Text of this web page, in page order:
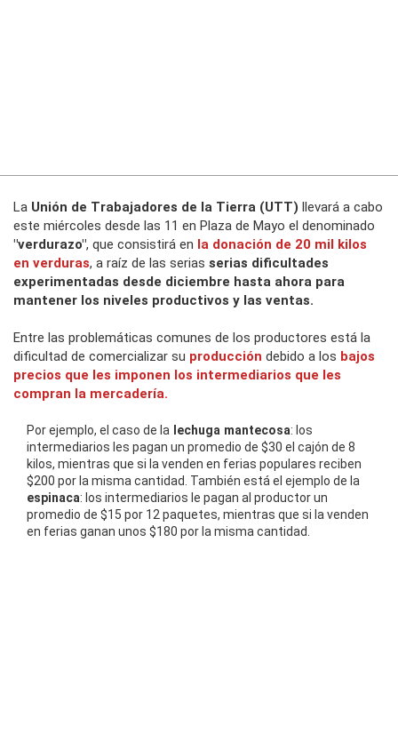
La Unión de Trabajadores de la Tierra (UTT) llevará a cabo
este miércoles desde las 11 en Plaza de Mayo el denominado
"verdurazo", que consistirá en la donación de 20 mil kilos
en verduras, a raíz de las serias serias dificultades
experimentadas desde diciembre hasta ahora para
mantener los niveles productivos y las ventas.
Entre las problemáticas comunes de los productores está la
dificultad de comercializar su producción debido a los bajos
precios que les imponen los intermediarios que les
compran la mercadería.
Por ejemplo, el caso de la lechuga mantecosa: los
intermediarios les pagan un promedio de $30 el cajón de 8
kilos, mientras que si la venden en ferias populares reciben
$200 por la misma cantidad. También está el ejemplo de la
espinaca: los intermediarios le pagan al productor un
promedio de $15 por 12 paquetes, mientras que si la venden
en ferias ganan unos $180 por la misma cantidad.